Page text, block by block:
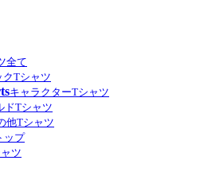
全て
クTシャツ
キャラクターTシャツ
ドTシャツ
他Tシャツ
ップ
ツ